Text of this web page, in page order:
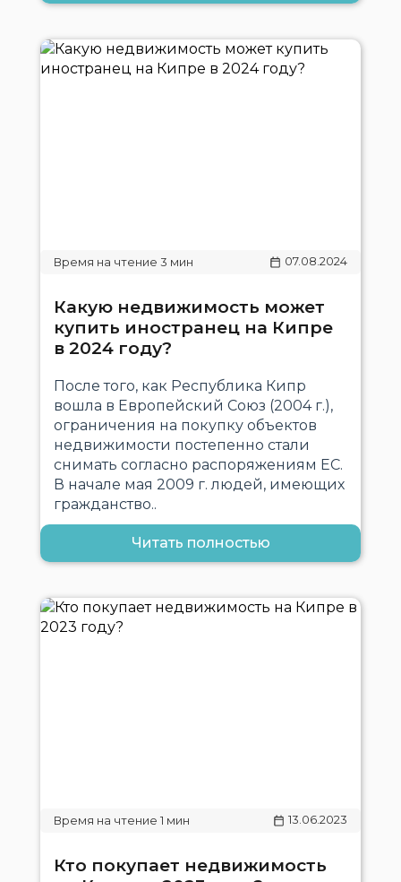
07.08.2024
Какую недвижимость может
купить иностранец на Кипре
в 2024 году?
После того, как Республика Кипр
вошла в Европейский Союз (2004 г.),
ограничения на покупку объектов
недвижимости постепенно стали
снимать согласно распоряжениям ЕС.
В начале мая 2009 г. людей, имеющих
гражданство..
Читать полностью
13.06.2023
Кто покупает недвижимость